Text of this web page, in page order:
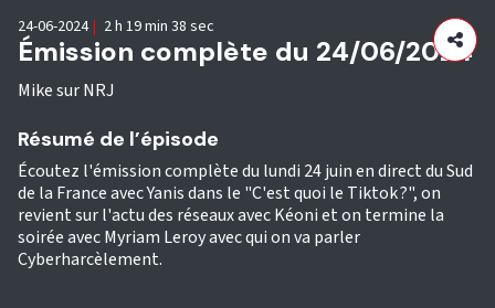
Émission complète du 24/06/2024
Mike sur NRJ
24-06-2024 | 2 h 19 min 38 sec
Résumé de l’épisode
Écoutez l'émission complète du lundi 24 juin en direct du Sud
de la France avec Yanis dans le "C'est quoi le Tiktok ?", on
revient sur l'actu des réseaux avec Kéoni et on termine la
soirée avec Myriam Leroy avec qui on va parler
Cyberharcèlement.